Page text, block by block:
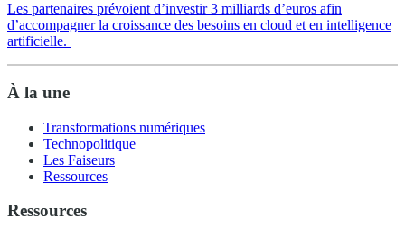
Les partenaires prévoient d’investir 3 milliards d’euros afin
d’accompagner la croissance des besoins en cloud et en intelligence
artificielle.
À la une
Transformations numériques
Technopolitique
Les Faiseurs
Ressources
Ressources